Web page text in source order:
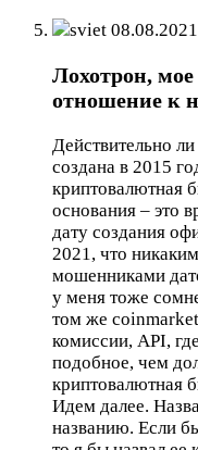
sviet
Лохотрон, мое
отношение к
Действительно
создана в 2015
криптовалютная
основания – это
дату создания
2021, что
мошенниками
у меня тоже
том же
комиссии, API,
подобное, чем
криптовалютная
Идем далее.
названию. Если